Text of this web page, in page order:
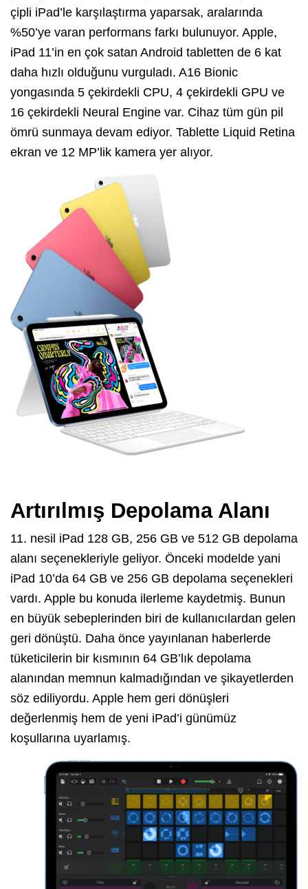
çipli iPad’le karşılaştırma yaparsak, aralarında
%50’ye varan performans farkı bulunuyor. Apple,
iPad 11’in en çok satan Android tabletten de 6 kat
daha hızlı olduğunu vurguladı. A16 Bionic
yongasında 5 çekirdekli CPU, 4 çekirdekli GPU ve
16 çekirdekli Neural Engine var. Cihaz tüm gün pil
ömrü sunmaya devam ediyor. Tablette Liquid Retina
ekran ve 12 MP’lik kamera yer alıyor.
Artırılmış Depolama Alanı
11. nesil iPad 128 GB, 256 GB ve 512 GB depolama
alanı seçenekleriyle geliyor. Önceki modelde yani
iPad 10’da 64 GB ve 256 GB depolama seçenekleri
vardı. Apple bu konuda ilerleme kaydetmiş. Bunun
en büyük sebeplerinden biri de kullanıcılardan gelen
geri dönüştü. Daha önce yayınlanan haberlerde
tüketicilerin bir kısmının 64 GB’lık depolama
alanından memnun kalmadığından ve şikayetlerden
söz ediliyordu. Apple hem geri dönüşleri
değerlenmiş hem de yeni iPad’i günümüz
koşullarına uyarlamış.